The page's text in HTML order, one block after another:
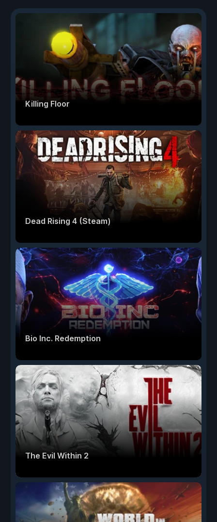
Killing Floor
Dead Rising 4 (Steam)
Bio Inc. Redemption
The Evil Within 2